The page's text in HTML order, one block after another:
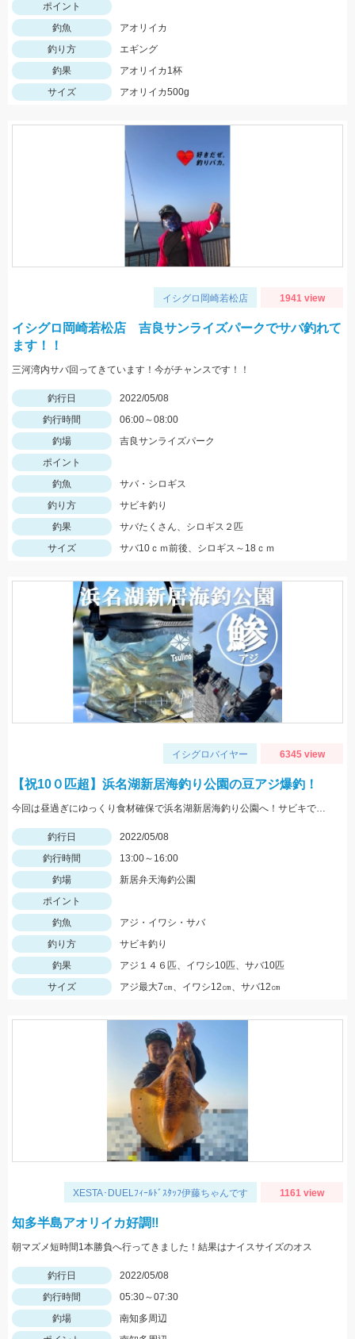
ポイント
釣魚
アオリイカ
釣り方
エギング
釣果
アオリイカ1杯
サイズ
アオリイカ500g
イシグロ岡崎若松店 1941 view
イシグロ岡崎若松店 吉良サンライズパークでサバ釣れて
ます！！
三河湾内サバ回ってきています！今がチャンスです！！
釣行日
2022/05/08
釣行時間
06:00～08:00
釣場
吉良サンライズパーク
ポイント
釣魚
サバ・シロギス
釣り方
サビキ釣り
釣果
サバたくさん、シロギス２匹
サイズ
サバ10ｃｍ前後、シロギス～18ｃｍ
イシグロバイヤー 6345 view
【祝10０匹超】浜名湖新居海釣り公園の豆アジ爆釣！
今回は昼過ぎにゆっくり食材確保で浜名湖新居海釣り公園へ！サビキでアジやサバ、イワシが大漁！！！
釣行日
2022/05/08
釣行時間
13:00～16:00
釣場
新居弁天海釣公園
ポイント
釣魚
アジ・イワシ・サバ
釣り方
サビキ釣り
釣果
アジ１４６匹、イワシ10匹、サバ10匹
サイズ
アジ最大7㎝、イワシ12㎝、サバ12㎝
XESTA･DUELﾌｨｰﾙﾄﾞｽﾀｯﾌ伊藤ちゃんです 1161 view
知多半島アオリイカ好調‼️
朝マズメ短時間1本勝負へ行ってきました！結果はナイスサイズのオス
釣行日
2022/05/08
釣行時間
05:30～07:30
釣場
南知多周辺